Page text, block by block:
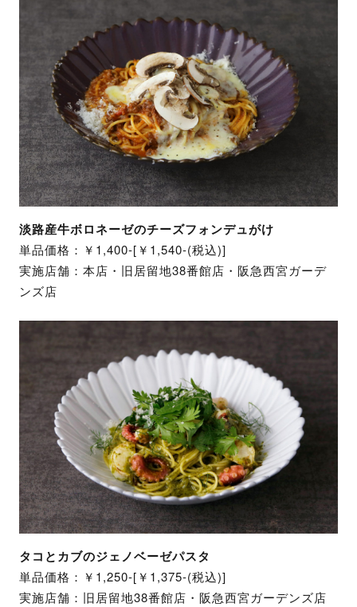
淡路産牛ボロネーゼのチーズフォンデュがけ
単品価格：￥1,400-[￥1,540-(税込)]
実施店舗：本店・旧居留地38番館店・阪急西宮ガーデ
ンズ店
タコとカブのジェノベーゼパスタ
単品価格：￥1,250-[￥1,375-(税込)]
実施店舗：旧居留地38番館店・阪急西宮ガーデンズ店